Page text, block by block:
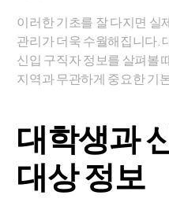
이러한 기초를 잘 다지면 실
관리가 더욱 수월해집니다.
신입 구직자 정보를 살펴볼
지역과 무관하게 중요한 기
대학생과
대상 정보